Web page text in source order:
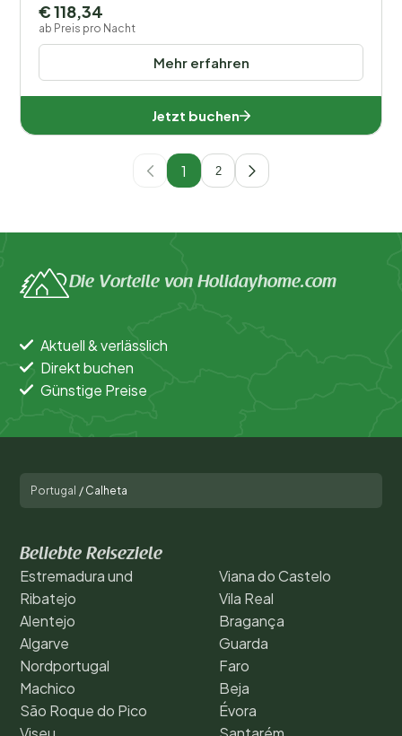
Mehr erfahren
€ 118,34
ab Preis pro Nacht
Jetzt buchen
1 2
Die Vorteile von Holidayhome.com
Aktuell & verlässlich
Direkt buchen
Günstige Preise
Portugal / Calheta
Beliebte Reiseziele
Estremadura und
Ribatejo
Alentejo
Algarve
Nordportugal
Machico
São Roque do Pico
Viana do Castelo
Vila Real
Bragança
Guarda
Faro
Beja
Évora